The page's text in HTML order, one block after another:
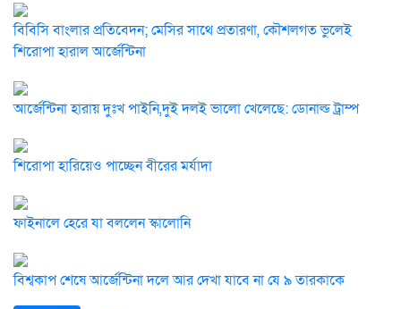
বিবিসি বাংলার প্রতিবেদন; মেসির সাথে প্রতারণা, কৌশলগত ভুলেই
শিরোপা হারাল আর্জেন্টিনা
আর্জেন্টিনা হারায় দুঃখ পাইনি,দুই দলই ভালো খেলেছে: ডোনাল্ড ট্রাম্প
শিরোপা হারিয়েও পাচ্ছেন বীরের মর্যাদা
ফাইনালে হেরে যা বললেন স্কালোনি
বিশ্বকাপ শেষে আর্জেন্টিনা দলে আর দেখা যাবে না যে ৯ তারকাকে